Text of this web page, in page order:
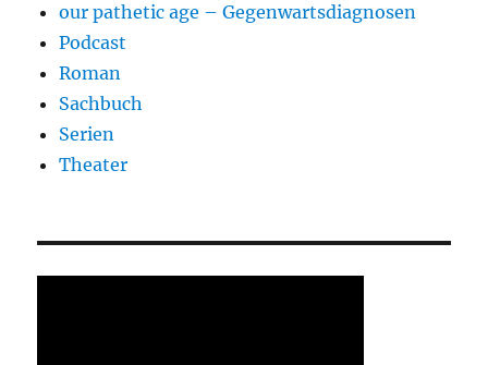
our pathetic age – Gegenwartsdiagnosen
Podcast
Roman
Sachbuch
Serien
Theater